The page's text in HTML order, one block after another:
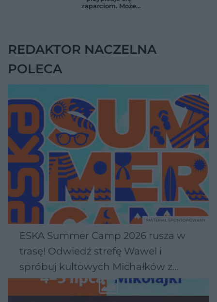
zaparciom. Może
REDAKTOR NACZELNA
POLECA
ESKA Summer Camp 2026 rusza w
trasę! Odwiedź strefę Wawel i
spróbuj kultowych Michałków z
Wawelu
MATERIAŁ SPONSOROWANY